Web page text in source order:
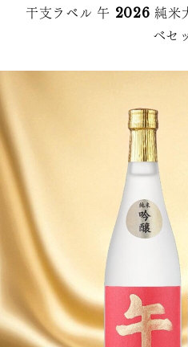
干支ラベル 午 2026 純米
べセ